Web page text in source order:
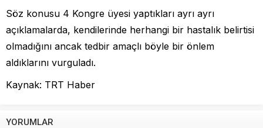
Söz konusu 4 Kongre üyesi yaptıkları ayrı ayrı
açıklamalarda, kendilerinde herhangi bir hastalık belirtisi
olmadığını ancak tedbir amaçlı böyle bir önlem
aldıklarını vurguladı.
Kaynak: TRT Haber
YORUMLAR